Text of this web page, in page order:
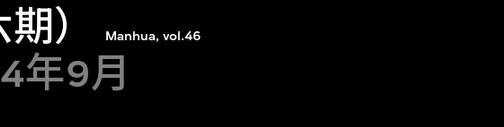
）
Manhua, vol.46
年9月